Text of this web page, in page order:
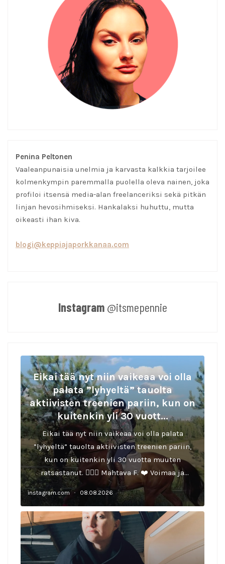
Penina Peltonen
Vaaleanpunaisia unelmia ja karvasta kalkkia tarjoilee
kolmenkympin paremmalla puolella oleva nainen, joka
profiloi itsensä media-alan freelanceriksi sekä pitkän
linjan hevosihmiseksi. Hankalaksi huhuttu, mutta
oikeasti ihan kiva.
blogi@keppiajaporkkanaa.com
Instagram@itsmepennie